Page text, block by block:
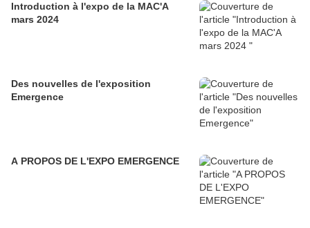
Introduction à l'expo de la MAC'A
mars 2024
Des nouvelles de l'exposition
Emergence
A PROPOS DE L'EXPO EMERGENCE